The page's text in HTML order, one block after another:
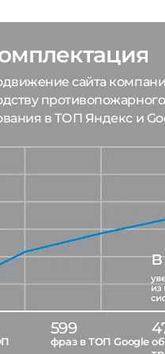
сайта
противопожарного
в ТОП Яндекс и
599
фраз в ТОП Google